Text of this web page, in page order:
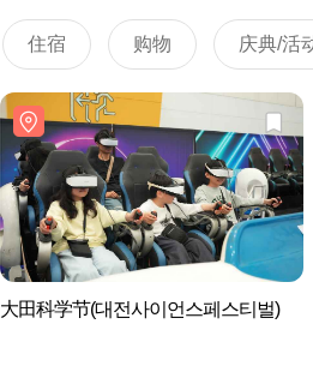
住宿 购物 庆典/活
大田科学节(대전사이언스페스티벌)